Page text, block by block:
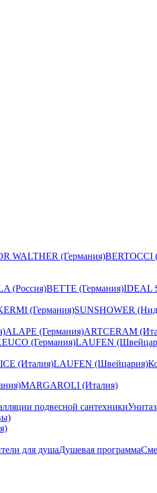
WALTHER (Германия)BERTOCCI
(Россия)BETTE (Германия)IDEAL
(Германия)SUNSHOWER
ALAPE (Германия)ARTCERAM
(Германия)LAUFEN
(Италия)LAUFEN (Швейцария)
MARGAROLI (Италия)
подвесной сантехники
для душаДушевая программа